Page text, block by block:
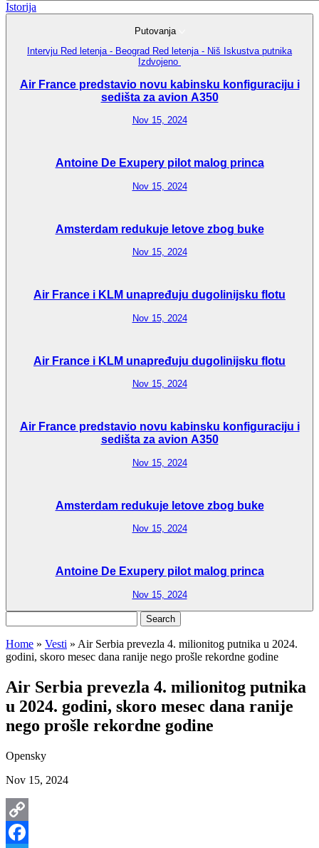
Istorija
Putovanja
Intervju Red letenja - Beograd Red letenja - Niš Iskustva putnika
Izdvojeno
Air France predstavio novu kabinsku konfiguraciju i
sedišta za avion A350
Nov 15, 2024
Antoine De Exupery pilot malog princa
Nov 15, 2024
Amsterdam redukuje letove zbog buke
Nov 15, 2024
Air France i KLM unapređuju dugolinijsku flotu
Nov 15, 2024
Air France i KLM unapređuju dugolinijsku flotu
Nov 15, 2024
Air France predstavio novu kabinsku konfiguraciju i
sedišta za avion A350
Nov 15, 2024
Amsterdam redukuje letove zbog buke
Nov 15, 2024
Antoine De Exupery pilot malog princa
Nov 15, 2024
for:
Home » Vesti » Air Serbia prevezla 4. milionitog putnika u 2024.
godini, skoro mesec dana ranije nego prošle rekordne godine
Air Serbia prevezla 4. milionitog putnika
u 2024. godini, skoro mesec dana ranije
nego prošle rekordne godine
Opensky
Nov 15, 2024
Copy